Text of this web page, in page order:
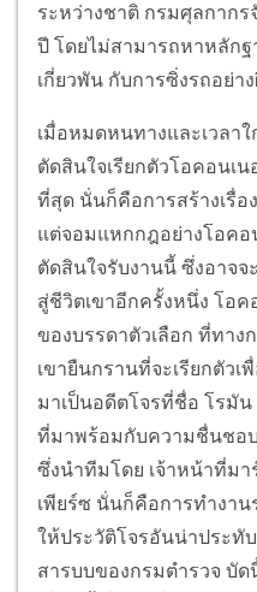
ระหว่างชาติ กรมศุลกาก
ปี โดยไม่สามารถหาหลัก
เกี่ยวพัน กับการซิ่งรถอย่
เมื่อหมดหนทางและเวลา
ตัดสินใจเรียกตัวโอคอนเ
ที่สุด นั่นก็คือการสร้างเรื่อ
แต่จอมแหกกฎอย่างโอคอ
ตัดสินใจรับงานนี้ ซึ่งอาจจ
สู่ชีวิตเขาอีกครั้งหนึ่ง โอ
ของบรรดาตัวเลือก ที่ทาง
เขายืนกรานที่จะเรียกตัว
มาเป็นอดีตโจรที่ชื่อ โรมั
ที่มาพร้อมกับความชื่นชอบ
ซึ่งนำทีมโดย เจ้าหน้าที่ม
เพียร์ซ นั่นก็คือการทำงา
ให้ประวัติโจรอันน่าประทั
สารบบของกรมตำรวจ บั